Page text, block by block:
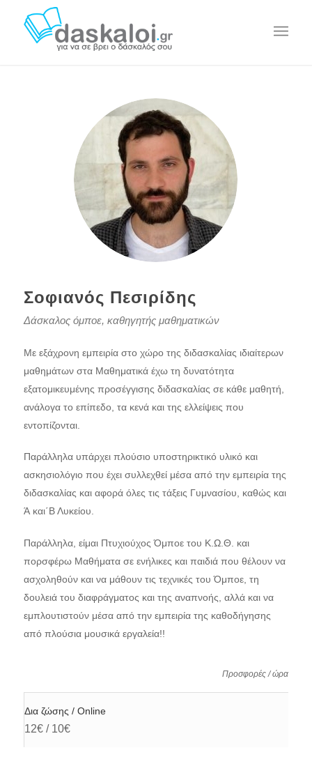
Σοφιανός Πεσιρίδης
Δάσκαλος όμποε, καθηγητής μαθηματικών
Με εξάχρονη εμπειρία στο χώρο της διδασκαλίας ιδιαίτερων
μαθημάτων στα Μαθηματικά έχω τη δυνατότητα
εξατομικευμένης προσέγγισης διδασκαλίας σε κάθε μαθητή,
ανάλογα το επίπεδο, τα κενά και της ελλείψεις που
εντοπίζονται.
Παράλληλα υπάρχει πλούσιο υποστηρικτικό υλικό και
ασκησιολόγιο που έχει συλλεχθεί μέσα από την εμπειρία της
διδασκαλίας και αφορά όλες τις τάξεις Γυμνασίου, καθώς και
Ά και΄Β Λυκείου.
Παράλληλα, είμαι Πτυχιούχος Όμποε του Κ.Ω.Θ. και
πορσφέρω Μαθήματα σε ενήλικες και παιδιά που θέλουν να
ασχοληθούν και να μάθουν τις τεχνικές του Όμποε, τη
δουλειά του διαφράγματος και της αναπνοής, αλλά και να
εμπλουτιστούν μέσα από την εμπειρία της καθοδήγησης
από πλούσια μουσικά εργαλεία!!
Προσφορές / ώρα
Δια ζώσης / Online
12€ / 10€